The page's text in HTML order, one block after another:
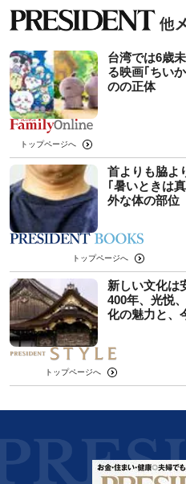
台湾では6歳
る映画｢ちい
のの正体
トップページへ
首よりも脇よ
｢暑いときは
外な体の部位
トップページへ
新しい文化は
400年、光悦
化の魅力と、
トップページへ